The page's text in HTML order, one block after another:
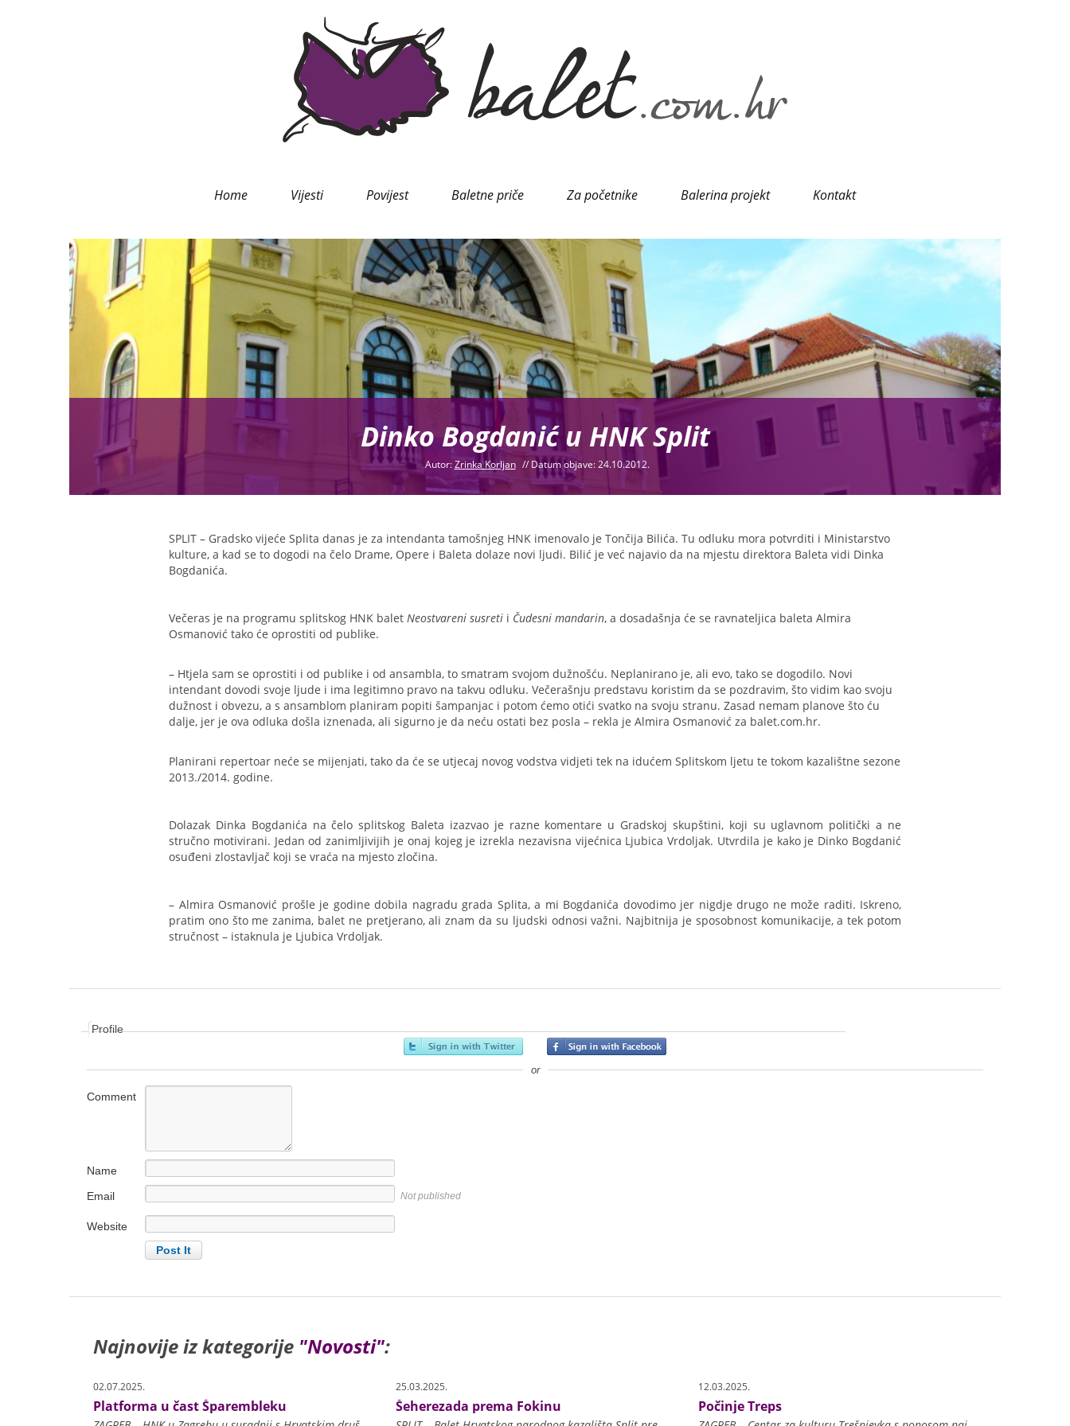
Home Vijesti Povijest Baletne priče Za početnike Balerina projekt Kontakt
Dinko Bogdanić u HNK Split
Autor:Zrinka Korljan // Datum objave: 24.10.2012.
SPLIT – Gradsko vijeće Splita danas je za intendanta tamošnjeg HNK imenovalo je Tončija Bilića. Tu odluku mora potvrditi i Ministarstvo
kulture, a kad se to dogodi na čelo Drame, Opere i Baleta dolaze novi ljudi. Bilić je već najavio da na mjestu direktora Baleta vidi Dinka
Bogdanića.
Večeras je na programu splitskog HNK balet Neostvareni susreti i Čudesni mandarin, a dosadašnja će se ravnateljica baleta Almira
Osmanović tako će oprostiti od publike.
– Htjela sam se oprostiti i od publike i od ansambla, to smatram svojom dužnošću. Neplanirano je, ali evo, tako se dogodilo. Novi
intendant dovodi svoje ljude i ima legitimno pravo na takvu odluku. Večerašnju predstavu koristim da se pozdravim, što vidim kao svoju
dužnost i obvezu, a s ansamblom planiram popiti šampanjac i potom ćemo otići svatko na svoju stranu. Zasad nemam planove što ću
dalje, jer je ova odluka došla iznenada, ali sigurno je da neću ostati bez posla – rekla je Almira Osmanović za balet.com.hr.
Planirani repertoar neće se mijenjati, tako da će se utjecaj novog vodstva vidjeti tek na idućem Splitskom ljetu te tokom kazalištne sezone
2013./2014. godine.
Dolazak Dinka Bogdanića na čelo splitskog Baleta izazvao je razne komentare u Gradskoj skupštini, koji su uglavnom politički a ne
stručno motivirani. Jedan od zanimljivijih je onaj kojeg je izrekla nezavisna vijećnica Ljubica Vrdoljak. Utvrdila je kako je Dinko Bogdanić
osuđeni zlostavljač koji se vraća na mjesto zločina.
– Almira Osmanović prošle je godine dobila nagradu grada Splita, a mi Bogdanića dovodimo jer nigdje drugo ne može raditi. Iskreno,
pratim ono što me zanima, balet ne pretjerano, ali znam da su ljudski odnosi važni. Najbitnija je sposobnost komunikacije, a tek potom
stručnost – istaknula je Ljubica Vrdoljak.
Profile
or
Comment
Name
Email
Not published
Website
Najnovije iz kategorije "Novosti":
02.07.2025.
Platforma u čast Šparembleku
25.03.2025.
Šeherezada prema Fokinu
12.03.2025.
Počinje Treps